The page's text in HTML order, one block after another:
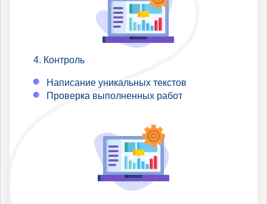
Контроль
Написание уникальных текстов
Проверка выполненных работ